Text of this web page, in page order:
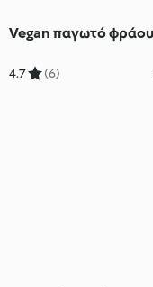
Vegan παγωτό
4.7 (6)